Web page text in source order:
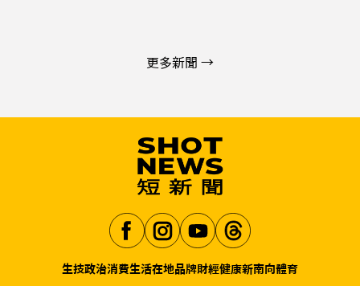
更多新聞 →
生技政治消費生活在地品牌財經健康新南向體育